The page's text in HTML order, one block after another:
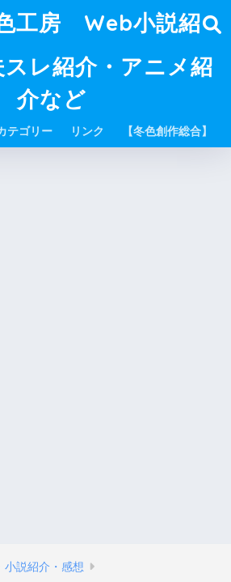
工房 Web小説紹
レ紹介・アニメ紹
介など
テゴリー リンク 【冬色創作総合】
小説紹介・感想